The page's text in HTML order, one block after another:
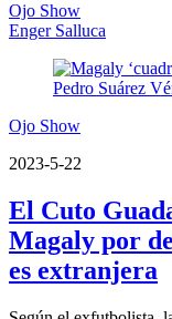
Ojo Show
Enger Salluca
Ojo Show
2023-5-22
El Cuto
Magaly por
es extranjera